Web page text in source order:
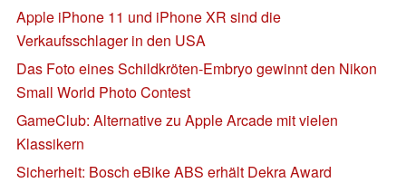
Apple iPhone 11 und iPhone XR sind die
Verkaufsschlager in den USA
Das Foto eines Schildkröten-Embryo gewinnt den Nikon
Small World Photo Contest
GameClub: Alternative zu Apple Arcade mit vielen
Klassikern
Sicherheit: Bosch eBike ABS erhält Dekra Award